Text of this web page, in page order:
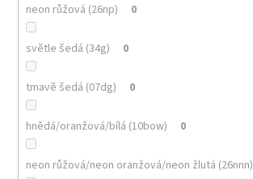
neon růžová (26np) 0
světle šedá (34g) 0
tmavě šedá (07dg) 0
hnědá/oranžová/bílá (10bow) 0
neon růžová/neon oranžová/neon žlutá (26nnn)